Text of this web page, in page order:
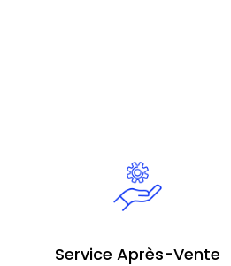
Service Après-Vente